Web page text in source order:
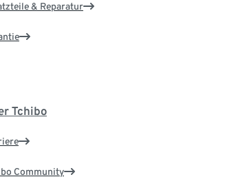
& Reparatur
Tchibo
Community